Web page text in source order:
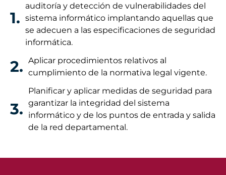
1.
auditoría y detección de vulnerabilidades del
sistema informático implantando aquellas que
se adecuen a las especificaciones de seguridad
informática.
2. Aplicar procedimientos relativos al
cumplimiento de la normativa legal vigente.
3.
Planificar y aplicar medidas de seguridad para
garantizar la integridad del sistema
informático y de los puntos de entrada y salida
de la red departamental.